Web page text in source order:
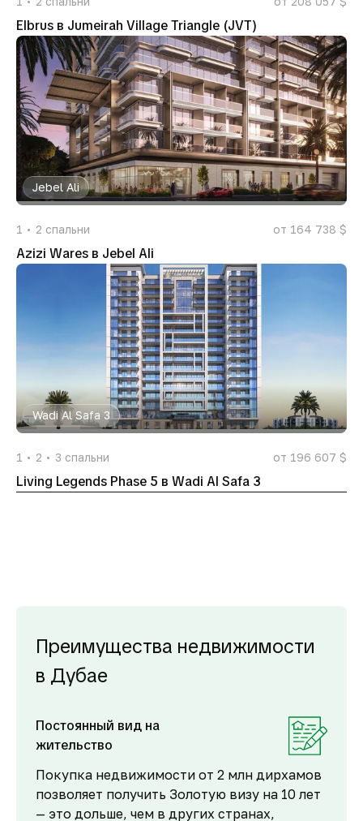
Elbrus в Jumeirah Village Triangle (JVT)
Jebel Ali
1 2 спальни от 164 738 $
Azizi Wares в Jebel Ali
Wadi Al Safa 3
1 2 3 спальни от 196 607 $
Living Legends Phase 5 в Wadi Al Safa 3
Преимущества недвижимости
в Дубае
Постоянный вид на
жительство
Покупка недвижимости от 2 млн дирхамов
позволяет получить Золотую визу на 10 лет
— это дольше, чем в других странах,